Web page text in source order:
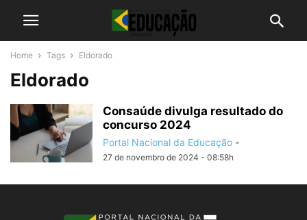
Home Tags Eldorado
Eldorado
Consaúde divulga resultado do
concurso 2024
Portal Nacional da Educação -
27 de novembro de 2024 - 08:58h